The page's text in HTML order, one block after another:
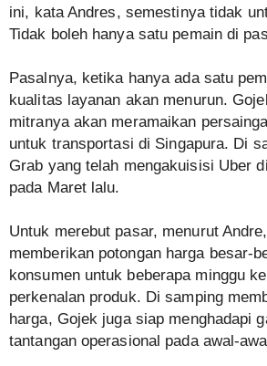
ini, kata Andres, semestinya tidak
Tidak boleh hanya satu pemain di
Pasalnya, ketika hanya ada satu
kualitas layanan akan menurun.
mitranya akan meramaikan
untuk transportasi di Singapura. Di
Grab yang telah mengakuisisi Uber
pada Maret lalu.
Untuk merebut pasar, menurut
memberikan potongan harga besar-
konsumen untuk beberapa minggu
perkenalan produk. Di samping
harga, Gojek juga siap menghadapi
tantangan operasional pada awal-